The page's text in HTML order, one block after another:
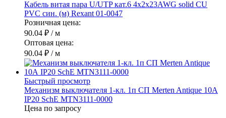
Кабель витая пара U/UTP кат.6 4х2х23AWG solid CU
PVC син. (м) Rexant 01-0047
Розничная цена:
90.04 ₽ / м
Оптовая цена:
90.04 ₽ / м
Быстрый просмотр
Механизм выключателя 1-кл. 1п СП Merten Antique 10А
IP20 SchE MTN3111-0000
Цена по запросу